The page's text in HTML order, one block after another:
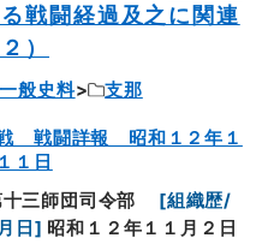
戦闘経過及之に関連
）
般史料
支那
戦闘詳報 昭和１２年１
１日
三師団司令部 [組織歴/
日 ] 昭和１２年１１月２日